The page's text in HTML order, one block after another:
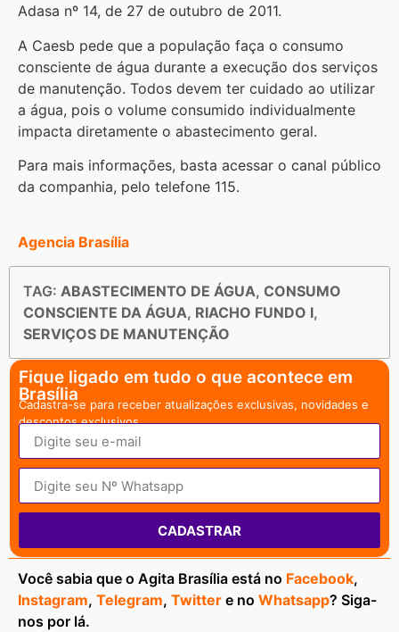
Adasa nº 14, de 27 de outubro de 2011.
A Caesb pede que a população faça o consumo
consciente de água durante a execução dos serviços
de manutenção. Todos devem ter cuidado ao utilizar
a água, pois o volume consumido individualmente
impacta diretamente o abastecimento geral.
Para mais informações, basta acessar o canal público
da companhia, pelo telefone 115.
Agencia Brasília
TAG: ABASTECIMENTO DE ÁGUA, CONSUMO
CONSCIENTE DA ÁGUA, RIACHO FUNDO I,
SERVIÇOS DE MANUTENÇÃO
Fique ligado em tudo o que acontece em
Brasília
Cadastra-se para receber atualizações exclusivas, novidades e
descontos exclusivos.
CADASTRAR
Você sabia que o Agita Brasília está no Facebook,
Instagram, Telegram, Twitter e no Whatsapp? Siga-
nos por lá.